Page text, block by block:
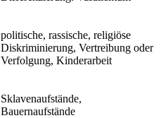
politische, rassische, religiöse
Diskriminierung, Vertreibung oder
Verfolgung, Kinderarbeit
Sklavenaufstände,
Bauernaufstände